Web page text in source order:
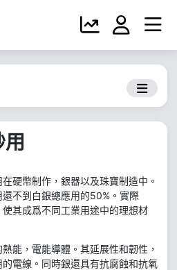
用
硬幣制作，銀器以及珠寶制造中。
不到白銀總應用的50%。實際
使其成爲不同工業用途中的理想材
能，電能導體。其延展性和韌性，
電線。同時銀還具有抗腐蝕和抗氧